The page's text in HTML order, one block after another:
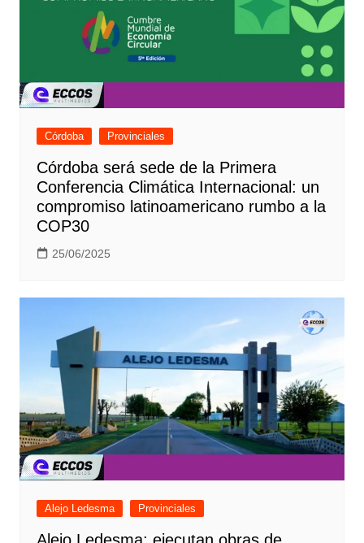
Córdoba Provinciales
Córdoba será sede de la Primera
Conferencia Climática Internacional: un
compromiso latinoamericano rumbo a la
COP30
25/06/2025
Alejo Ledesma Provinciales